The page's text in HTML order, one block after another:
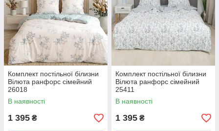
Комплект постільної білизни
Вілюта ранфорс сімейний
26018
В наявності
1 395 ₴
Комплект постільної білизни
Вілюта ранфорс сімейний
25411
В наявності
1 395 ₴